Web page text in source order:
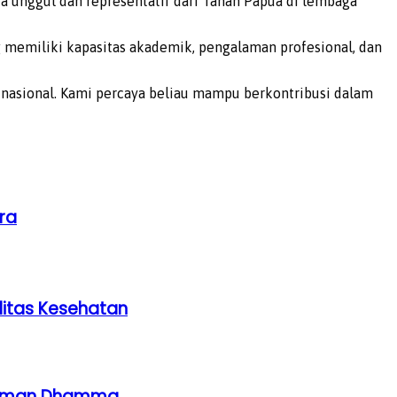
kapasitas akademik, pengalaman profesional, dan
Kami percaya beliau mampu berkontribusi dalam
Kesehatan